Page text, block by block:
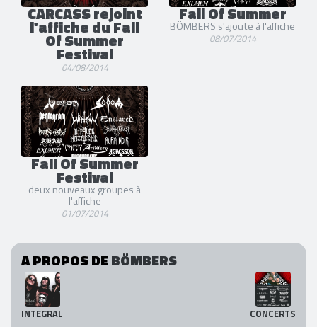
CARCASS rejoint
l'affiche du Fall
Of Summer
Festival
04/08/2014
Fall Of Summer
BÖMBERS s'ajoute à l'affiche
08/07/2014
Fall Of Summer
Festival
deux nouveaux groupes à
l'affiche
01/07/2014
A PROPOS DEBÖMBERS
INTEGRAL CONCERTS